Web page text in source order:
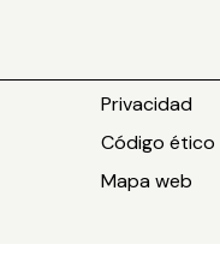
Privacidad
Código ético
Mapa web